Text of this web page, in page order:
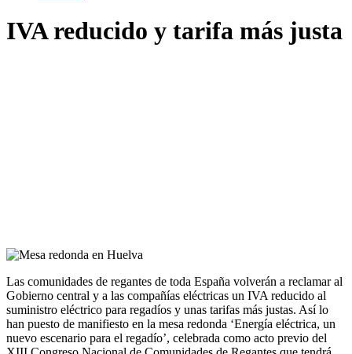
IVA reducido y tarifa más justa
Las comunidades de regantes de toda España volverán a reclamar al
Gobierno central y a las compañías eléctricas un IVA reducido al
suministro eléctrico para regadíos y unas tarifas más justas. Así lo
han puesto de manifiesto en la mesa redonda ‘Energía eléctrica, un
nuevo escenario para el regadío’, celebrada como acto previo del